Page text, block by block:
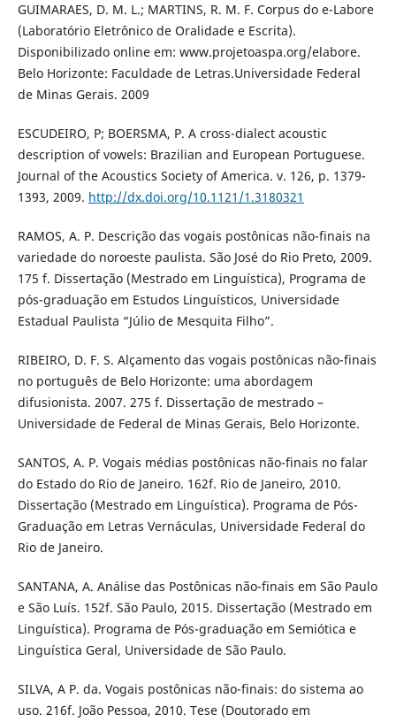
GUIMARAES, D. M. L.; MARTINS, R. M. F. Corpus do e-Labore
(Laboratório Eletrônico de Oralidade e Escrita).
Disponibilizado online em: www.projetoaspa.org/elabore.
Belo Horizonte: Faculdade de Letras.Universidade Federal
de Minas Gerais. 2009
ESCUDEIRO, P; BOERSMA, P. A cross-dialect acoustic
description of vowels: Brazilian and European Portuguese.
Journal of the Acoustics Society of America. v. 126, p. 1379-
1393, 2009. http://dx.doi.org/10.1121/1.3180321
RAMOS, A. P. Descrição das vogais postônicas não-finais na
variedade do noroeste paulista. São José do Rio Preto, 2009.
175 f. Dissertação (Mestrado em Linguística), Programa de
pós-graduação em Estudos Linguísticos, Universidade
Estadual Paulista “Júlio de Mesquita Filho”.
RIBEIRO, D. F. S. Alçamento das vogais postônicas não-finais
no português de Belo Horizonte: uma abordagem
difusionista. 2007. 275 f. Dissertação de mestrado –
Universidade de Federal de Minas Gerais, Belo Horizonte.
SANTOS, A. P. Vogais médias postônicas não-finais no falar
do Estado do Rio de Janeiro. 162f. Rio de Janeiro, 2010.
Dissertação (Mestrado em Linguística). Programa de Pós-
Graduação em Letras Vernáculas, Universidade Federal do
Rio de Janeiro.
SANTANA, A. Análise das Postônicas não-finais em São Paulo
e São Luís. 152f. São Paulo, 2015. Dissertação (Mestrado em
Linguística). Programa de Pós-graduação em Semiótica e
Linguística Geral, Universidade de São Paulo.
SILVA, A P. da. Vogais postônicas não-finais: do sistema ao
uso. 216f. João Pessoa, 2010. Tese (Doutorado em